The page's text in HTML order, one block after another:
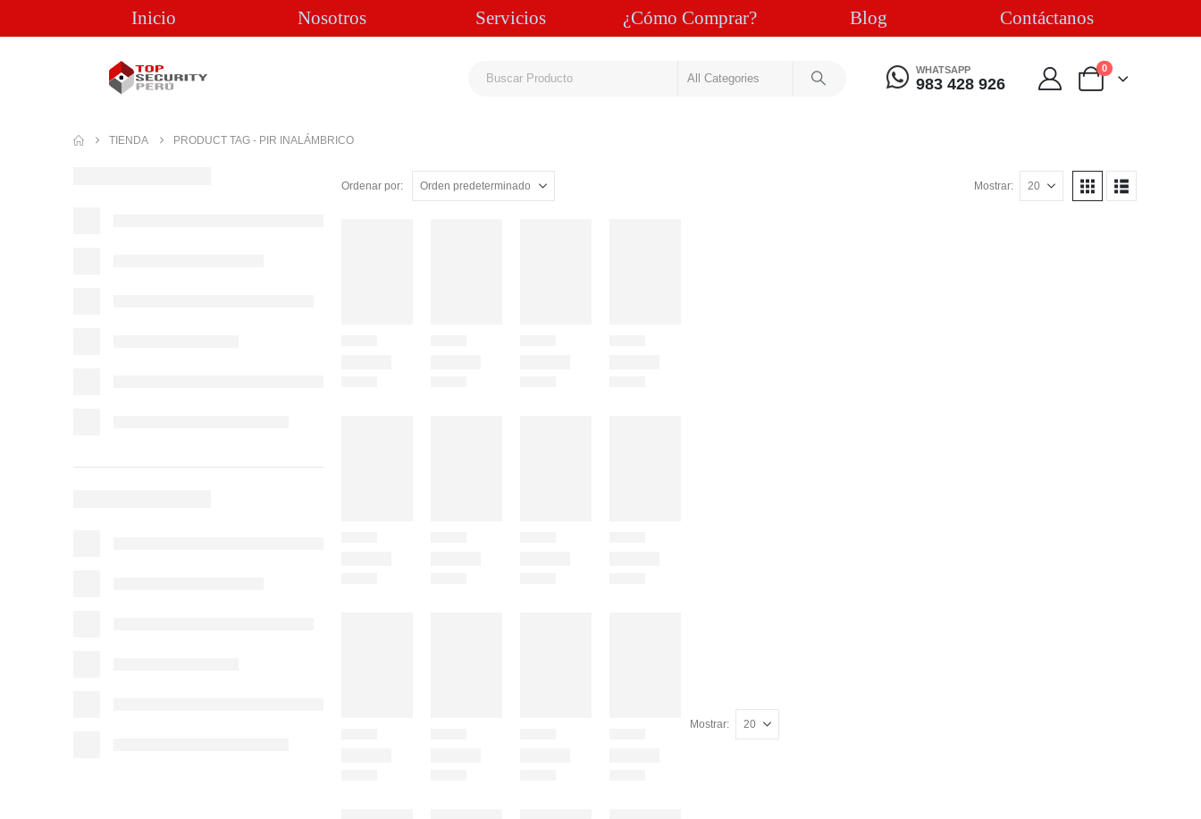
Inicio Nosotros Servicios ¿Cómo Comprar? Blog Contáctanos
WHATSAPP
983 428 926
0
TIENDA PRODUCT TAG - PIR INALÁMBRICO
Ordenar por: Mostrar:
Mostrar: